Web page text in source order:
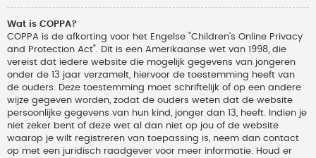
Wat is COPPA?
COPPA is de afkorting voor het Engelse "Children’s Online Privacy
and Protection Act". Dit is een Amerikaanse wet van 1998, die
vereist dat iedere website die mogelijk gegevens van jongeren
onder de 13 jaar verzamelt, hiervoor de toestemming heeft van
de ouders. Deze toestemming moet schriftelijk of op een andere
wijze gegeven worden, zodat de ouders weten dat de website
persoonlijke gegevens van hun kind, jonger dan 13, heeft. Indien je
niet zeker bent of deze wet al dan niet op jou of de website
waarop je wilt registreren van toepassing is, neem dan contact
op met een juridisch raadgever voor meer informatie. Houd er